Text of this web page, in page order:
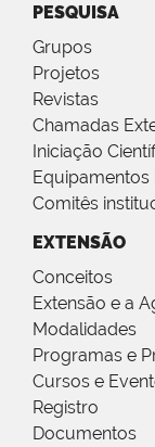
PESQUISA
Grupos
Projetos
Revistas
Chamadas
Iniciação
Comitês
EXTENSÃO
Conceitos
Extensão e a
Modalidades
Programas e
Cursos e
Registro
Documentos